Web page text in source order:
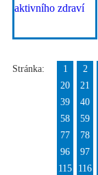
Stránka: 1 2
20
21
39
40
58
59
77
78
96
97
115
116